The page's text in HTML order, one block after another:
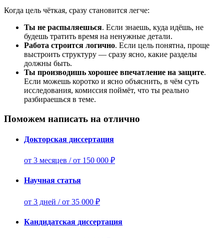
Когда цель чёткая, сразу становится легче:
Ты не распыляешься. Если знаешь, куда идёшь, не
будешь тратить время на ненужные детали.
Работа строится логично. Если цель понятна, проще
выстроить структуру — сразу ясно, какие разделы
должны быть.
Ты производишь хорошее впечатление на защите.
Если можешь коротко и ясно объяснить, в чём суть
исследования, комиссия поймёт, что ты реально
разбираешься в теме.
Поможем написать на отлично
Докторская диссертация
от 3 месяцев / от 150 000 ₽
Научная статья
от 3 дней / от 35 000 ₽
Кандидатская диссертация